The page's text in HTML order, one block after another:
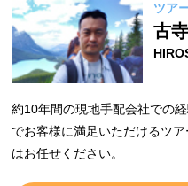
ツア
古
約10年間の現地手配会社での
でお客様に満足いただけるツ
はお任せください。